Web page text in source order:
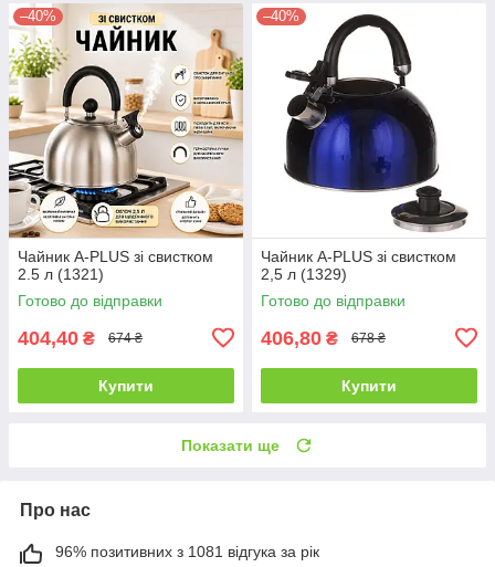
–40%
Чайник A-PLUS зі свистком
2.5 л (1321)
Готово до відправки
404,40 ₴ 674 ₴
Купити
–40%
Чайник A-PLUS зі свистком
2,5 л (1329)
Готово до відправки
406,80 ₴ 678 ₴
Купити
Показати ще
Про нас
96% позитивних з 1081 відгука за рік